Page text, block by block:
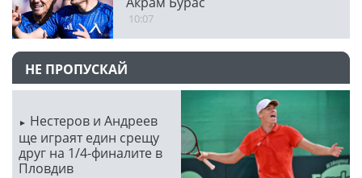
10:07
НЕ ПРОПУСКАЙ
Нестеров и Андреев
ще играят един срещу
друг на 1/4-финалите в
Пловдив